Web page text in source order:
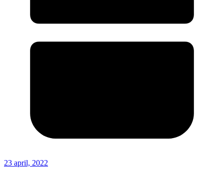
23 april, 2022